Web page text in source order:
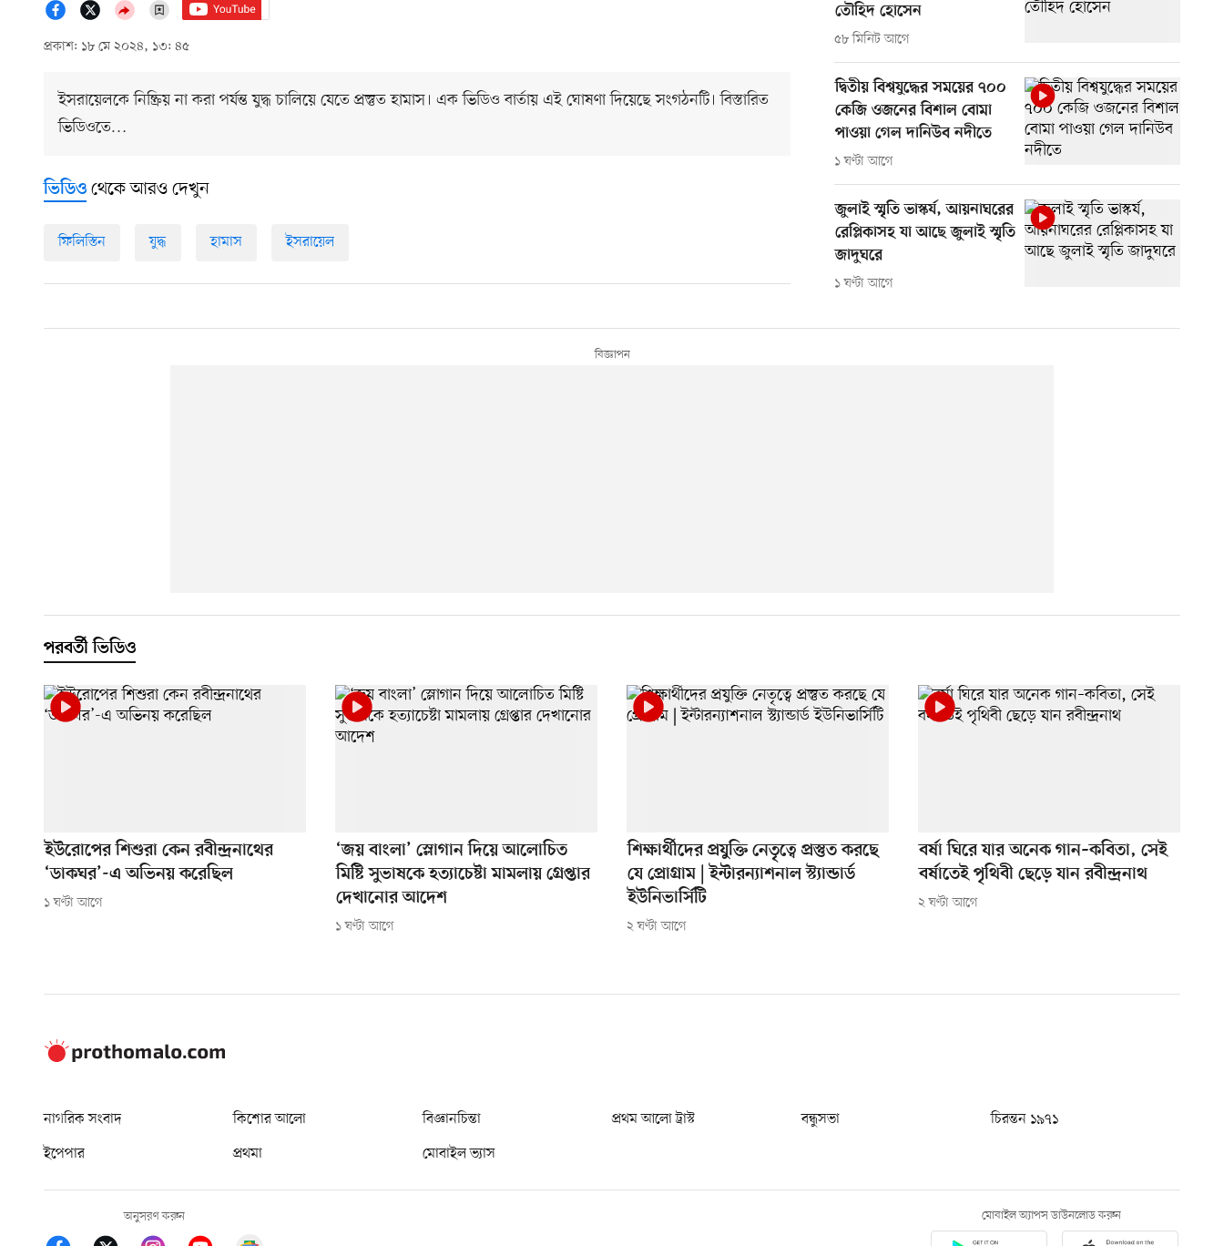
প্রকাশ: ১৮ মে ২০২৪, ১৩: ৪৫
ইসরায়েলকে নিষ্ক্রিয় না করা পর্যন্ত যুদ্ধ চালিয়ে যেতে প্রস্তুত হামাস। এক ভিডিও বার্তায় এই ঘোষণা দিয়েছে সংগঠনটি। বিস্তারিত
ভিডিওতে…
তৌহিদ হোসেন
৫৮ মিনিট আগে
দ্বিতীয় বিশ্বযুদ্ধের সময়ের ৭০০
কেজি ওজনের বিশাল বোমা
পাওয়া গেল দানিউব নদীতে
১ ঘণ্টা আগে
জুলাই স্মৃতি ভাস্কর্য, আয়নাঘরের
রেপ্লিকাসহ যা আছে জুলাই স্মৃতি
জাদুঘরে
১ ঘণ্টা আগে
ভিডিও থেকে আরও দেখুন
ফিলিস্তিন যুদ্ধ হামাস ইসরায়েল
পরবর্তী ভিডিও
ইউরোপের শিশুরা কেন রবীন্দ্রনাথের
‘ডাকঘর’-এ অভিনয় করেছিল
১ ঘণ্টা আগে
‘জয় বাংলা’ স্লোগান দিয়ে আলোচিত
মিষ্টি সুভাষকে হত্যাচেষ্টা মামলায় গ্রেপ্তার
দেখানোর আদেশ
১ ঘণ্টা আগে
শিক্ষার্থীদের প্রযুক্তি নেতৃত্বে প্রস্তুত করছে
যে প্রোগ্রাম | ইন্টারন্যাশনাল স্ট্যান্ডার্ড
ইউনিভার্সিটি
২ ঘণ্টা আগে
বর্ষা ঘিরে যার অনেক গান–কবিতা, সেই
বর্ষাতেই পৃথিবী ছেড়ে যান রবীন্দ্রনাথ
২ ঘণ্টা আগে
নাগরিক সংবাদ কিশোর আলো বিজ্ঞানচিন্তা প্রথম আলো ট্রাস্ট বন্ধুসভা
চিরন্তন ১৯৭১
ইপেপার
প্রথমা মোবাইল ভ্যাস
অনুসরণ করুন মোবাইল অ্যাপস ডাউনলোড করুন